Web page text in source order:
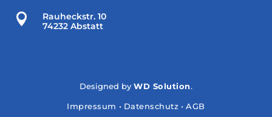

Rauheckstr. 10
74232 Abstatt
Designed byWD Solution.
Impressum • Datenschutz • AGB